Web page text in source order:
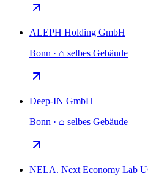
ALEPH Holding GmbH
Bonn · ⌂ selbes Gebäude
Deep-IN GmbH
Bonn · ⌂ selbes Gebäude
NELA. Next Economy Lab